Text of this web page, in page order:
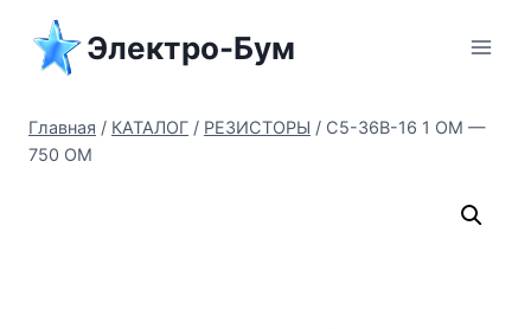
Перейти
содержимому
Электро-Бум
Главная / КАТАЛОГ / РЕЗИСТОРЫ / C5-36В-16 1 ОМ —
750 ОМ